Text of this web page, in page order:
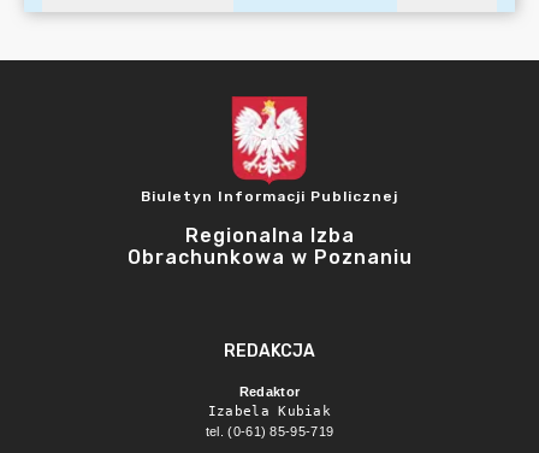
Biuletyn Informacji Publicznej
Regionalna Izba
Obrachunkowa w Poznaniu
REDAKCJA
Redaktor
Izabela Kubiak
tel. (0-61) 85-95-719